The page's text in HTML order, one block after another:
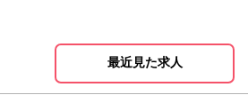
最近見た求人